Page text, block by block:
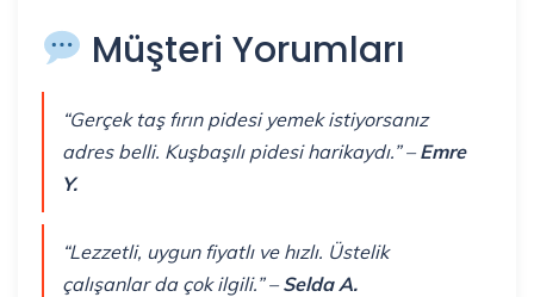
Müşteri Yorumları
“Gerçek taş fırın pidesi yemek istiyorsanız
adres belli. Kuşbaşılı pidesi harikaydı.” –Emre
Y.
“Lezzetli, uygun fiyatlı ve hızlı. Üstelik
çalışanlar da çok ilgili.” –Selda A.